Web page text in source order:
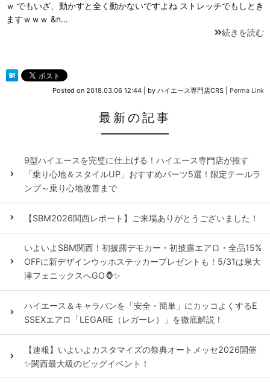
ｗ ​でもいざ、動かすと全く動かないですよね ストレッチでもしとき
ますｗｗｗ &n…
続きを読む
Posted on 2018.03.06 12:44 by ハイエース専門店CRS Perma Link
最新の記事
9型ハイエースを完璧に仕上げる！ハイエース専門店が推す
「乗り心地＆スタイルUP」おすすめパーツ5選！限定テールラ
ンプ～乗り心地改善まで
【SBM2026関西レポート】ご来場ありがとうございました！
いよいよSBM関西！初披露デモカー・初披露エアロ・全品15%
OFFに新デザインウッホステッカープレゼントも！5/31は泉大
津フェニックスへGO🦍✨
ハイエース＆キャラバンを「安全・簡単」にカッコよくするE
SSEXエアロ「LEGARE（レガーレ）」を徹底解説！
【速報】いよいよカスタマイズの祭典オートメッセ2026開催
✨関西最大級のビッグイベント！